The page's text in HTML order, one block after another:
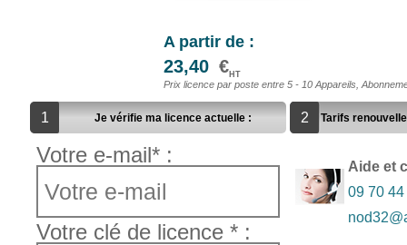
A partir de :
23,40 €HT
Prix licence par poste entre 5 - 10 Appareils,
1 Je vérifie ma licence actuelle : 2 Tarifs
Votre e-mail* :
Votre clé de licence * :
Aide et
09 70